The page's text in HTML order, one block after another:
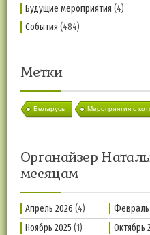
Будущие мероприятия (4)
События (484)
Метки
Беларусь Мероприятия с
Органайзер
месяцам
Апрель 2026 (4) Февраль
Ноябрь 2025 (1) Октябрь